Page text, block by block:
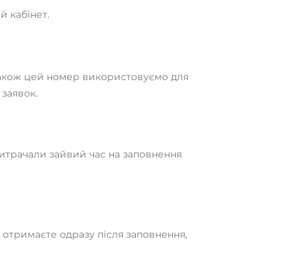
кабінет.
цей номер використовуємо для
зайвий час на заповнення
одразу після заповнення,